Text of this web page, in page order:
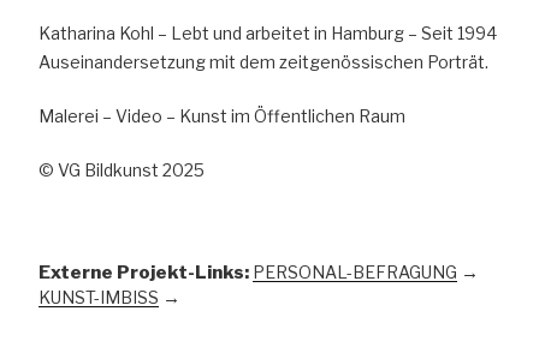
Katharina Kohl – Lebt und arbeitet in Hamburg – Seit 1994
Auseinandersetzung mit dem zeitgenössischen Porträt.
Malerei – Video – Kunst im Öffentlichen Raum
© VG Bildkunst 2025
Externe Projekt-Links: PERSONAL-BEFRAGUNG →
KUNST-IMBISS →